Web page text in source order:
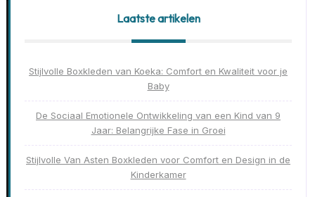
Laatste artikelen
Stijlvolle Boxkleden van Koeka: Comfort en Kwaliteit voor je
Baby
De Sociaal Emotionele Ontwikkeling van een Kind van 9
Jaar: Belangrijke Fase in Groei
Stijlvolle Van Asten Boxkleden voor Comfort en Design in de
Kinderkamer